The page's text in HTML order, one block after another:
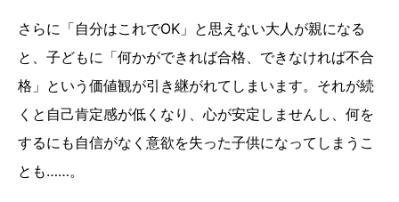
さらに「自分はこれでOK」と思えない大人が親になる
と、子どもに「何かができれば合格、できなければ不合
格」という価値観が引き継がれてしまいます。それが続
くと自己肯定感が低くなり、心が安定しませんし、何を
するにも自信がなく意欲を失った子供になってしまうこ
とも……。